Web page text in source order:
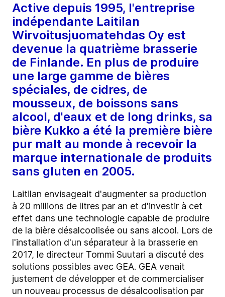
Active depuis 1995, l'entreprise
indépendante Laitilan
Wirvoitusjuomatehdas Oy est
devenue la quatrième brasserie
de Finlande. En plus de produire
une large gamme de bières
spéciales, de cidres, de
mousseux, de boissons sans
alcool, d'eaux et de long drinks, sa
bière Kukko a été la première bière
pur malt au monde à recevoir la
marque internationale de produits
sans gluten en 2005.
Laitilan envisageait d'augmenter sa production
à 20 millions de litres par an et d'investir à cet
effet dans une technologie capable de produire
de la bière désalcoolisée ou sans alcool. Lors de
l'installation d'un séparateur à la brasserie en
2017, le directeur Tommi Suutari a discuté des
solutions possibles avec GEA. GEA venait
justement de développer et de commercialiser
un nouveau processus de désalcoolisation par